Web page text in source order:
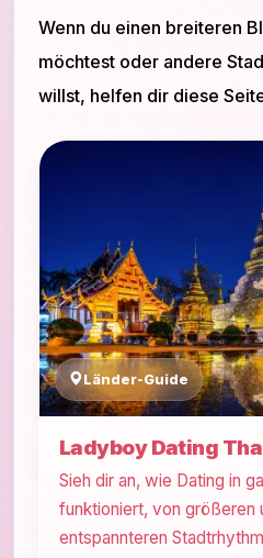
Wenn du einen breiteren
möchtest oder andere
willst, helfen dir diese
Länder-Guide
Ladyboy Dating
Sieh dir an, wie Dating in
funktioniert, von größeren
entspannteren